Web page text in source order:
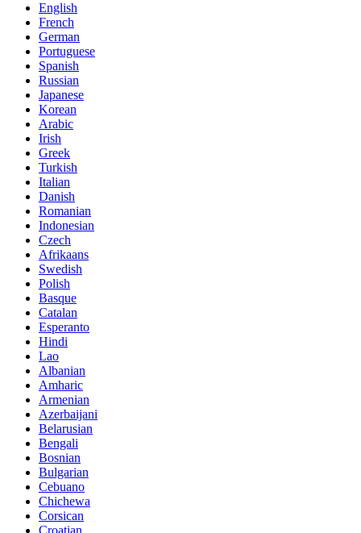
English
French
German
Portuguese
Spanish
Russian
Japanese
Korean
Arabic
Irish
Greek
Turkish
Italian
Danish
Romanian
Indonesian
Czech
Afrikaans
Swedish
Polish
Basque
Catalan
Esperanto
Hindi
Lao
Albanian
Amharic
Armenian
Azerbaijani
Belarusian
Bengali
Bosnian
Bulgarian
Cebuano
Chichewa
Corsican
Croatian